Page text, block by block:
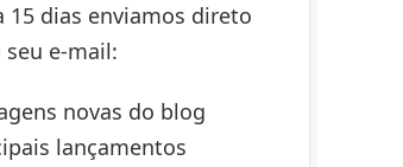
15 dias enviamos direto
seu e-mail:
novas do blog
lançamentos